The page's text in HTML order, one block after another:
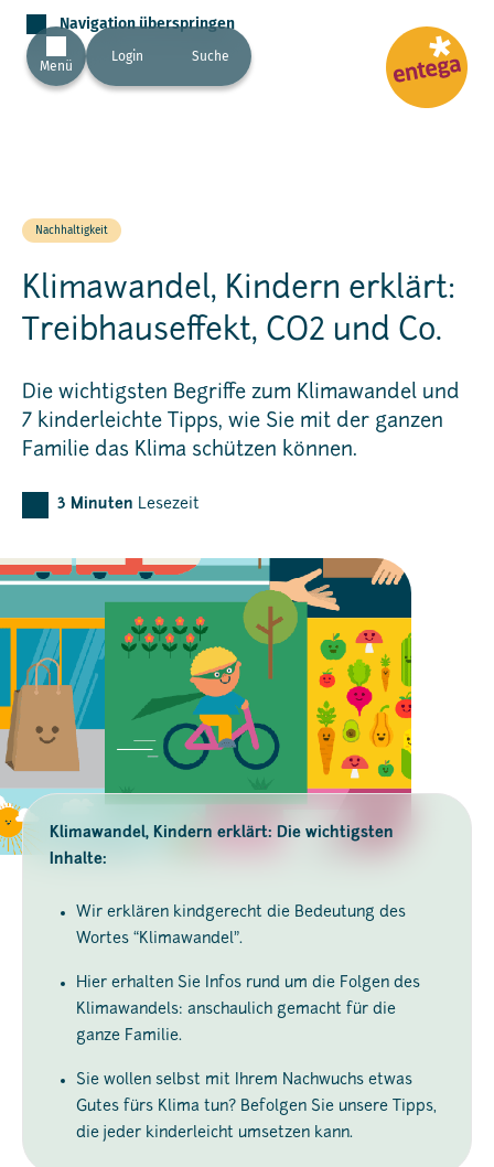
Navigation überspringen
Menü
Login Suche
Nachhaltigkeit
Klimawandel, Kindern erklärt:
Treibhauseffekt, CO2 und Co.
Die wichtigsten Begriffe zum Klimawandel und
7 kinderleichte Tipps, wie Sie mit der ganzen
Familie das Klima schützen können.
3 Minuten Lesezeit
Klimawandel, Kindern erklärt: Die wichtigsten
Inhalte:
Wir erklären kindgerecht die Bedeutung des
Wortes “Klimawandel”.
Hier erhalten Sie Infos rund um die Folgen des
Klimawandels: anschaulich gemacht für die
ganze Familie.
Sie wollen selbst mit Ihrem Nachwuchs etwas
Gutes fürs Klima tun? Befolgen Sie unsere Tipps,
die jeder kinderleicht umsetzen kann.